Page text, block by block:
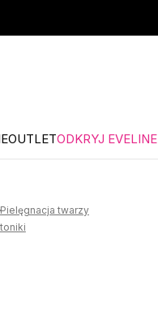
OUTLETODKRYJ EVELINE
Pielęgnacja twarzy